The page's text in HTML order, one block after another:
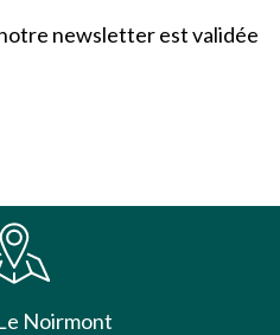
newsletter est validée
Noirmont